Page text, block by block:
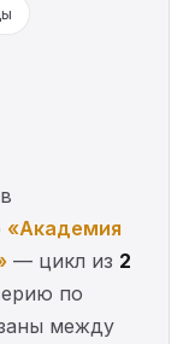
«Академия
— цикл из 2
по
между